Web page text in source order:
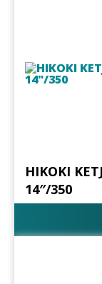
HIKOKI
14″/350